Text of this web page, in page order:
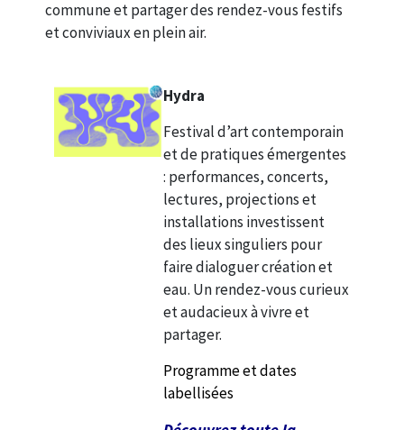
commune et partager des rendez-vous festifs
et conviviaux en plein air.
Hydra
Festival d’art contemporain
et de pratiques émergentes
: performances, concerts,
lectures, projections et
installations investissent
des lieux singuliers pour
faire dialoguer création et
eau. Un rendez-vous curieux
et audacieux à vivre et
partager.
Programme et dates
labellisées